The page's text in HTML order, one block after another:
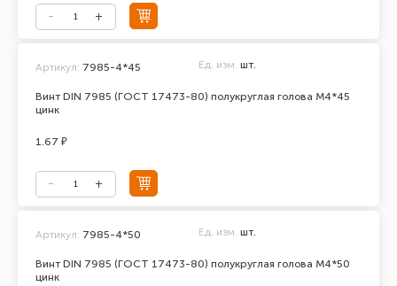
Винт DIN 7985 (ГОСТ 17473-80) полукруглая голова М4*45
цинк
Артикул: 7985-4*45 Ед. изм. шт.
1.67 ₽
Винт DIN 7985 (ГОСТ 17473-80) полукруглая голова М4*50
цинк
Артикул: 7985-4*50 Ед. изм. шт.